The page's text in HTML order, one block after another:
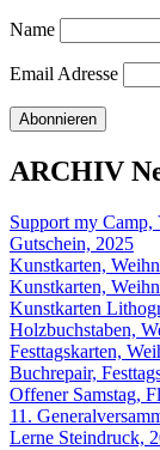
Name
Email Adresse
ARCHIV
Support my
Gutschein, 2025
Kunstkarten,
Kunstkarten,
Kunstkarten
Holzbuchstaben,
Festtagskarten,
Buchrepair,
Offener Samstag,
11.
Lerne Steindruck,